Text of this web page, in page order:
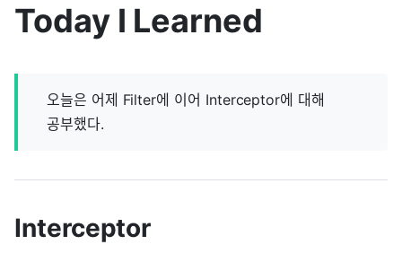
Today I Learned
오늘은 어제 Filter에 이어 Interceptor에 대해
공부했다.
Interceptor